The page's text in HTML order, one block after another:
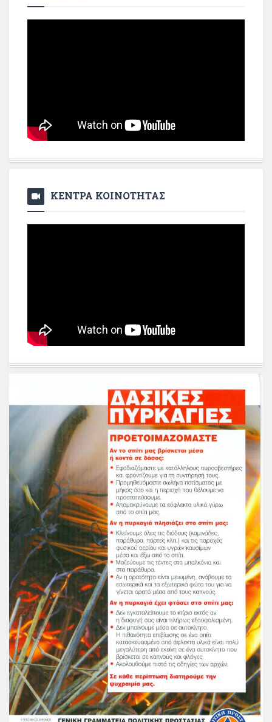
ΚΕΝΤΡΑ ΚΟΙΝΟΤΗΤΑΣ